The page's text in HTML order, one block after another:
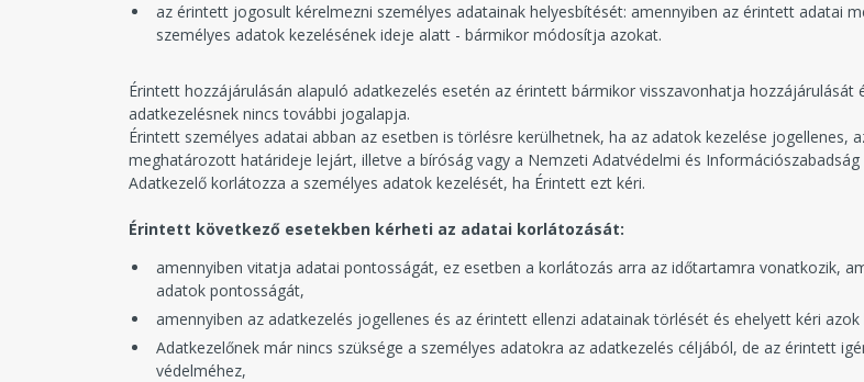
az érintett jogosult kérelmezni személyes adatainak helyesbítését: amennyiben az érintett adatai
személyes adatok kezelésének ideje alatt - bármikor módosítja azokat.
Érintett hozzájárulásán alapuló adatkezelés esetén az érintett bármikor visszavonhatja
adatkezelésnek nincs további jogalapja.
Érintett személyes adatai abban az esetben is törlésre kerülhetnek, ha az adatok kezelése jogellenes,
meghatározott határideje lejárt, illetve a bíróság vagy a Nemzeti Adatvédelmi és
Adatkezelő korlátozza a személyes adatok kezelését, ha Érintett ezt kéri.
Érintett következő esetekben kérheti az adatai korlátozását:
amennyiben vitatja adatai pontosságát, ez esetben a korlátozás arra az időtartamra vonatkozik,
adatok pontosságát,
amennyiben az adatkezelés jogellenes és az érintett ellenzi adatainak törlését és ehelyett kéri
Adatkezelőnek már nincs szüksége a személyes adatokra az adatkezelés céljából, de az érintett
védelméhez,